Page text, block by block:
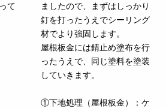
て
ましたので、まずはしっかり
釘を打ったうえでシーリング
材でより強固します。
屋根板金には錆止め塗布を行
ったうえで、同じ塗料を塗装
していきます。
①下地処理（屋根板金）：ケ